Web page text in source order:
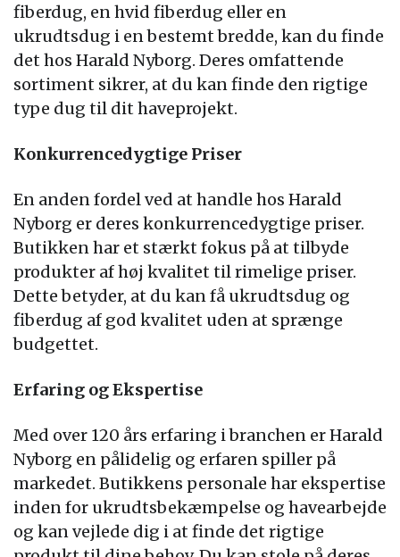
fiberdug, en hvid fiberdug eller en
ukrudtsdug i en bestemt bredde, kan du finde
det hos Harald Nyborg. Deres omfattende
sortiment sikrer, at du kan finde den rigtige
type dug til dit haveprojekt.
Konkurrencedygtige Priser
En anden fordel ved at handle hos Harald
Nyborg er deres konkurrencedygtige priser.
Butikken har et stærkt fokus på at tilbyde
produkter af høj kvalitet til rimelige priser.
Dette betyder, at du kan få ukrudtsdug og
fiberdug af god kvalitet uden at sprænge
budgettet.
Erfaring og Ekspertise
Med over 120 års erfaring i branchen er Harald
Nyborg en pålidelig og erfaren spiller på
markedet. Butikkens personale har ekspertise
inden for ukrudtsbekæmpelse og havearbejde
og kan vejlede dig i at finde det rigtige